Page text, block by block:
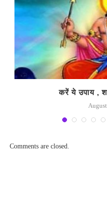
करें ये उपाय ,
Comments are closed.